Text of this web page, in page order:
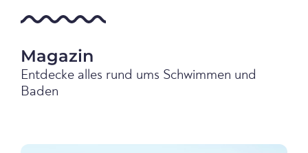
Magazin
Entdecke alles rund ums Schwimmen und
Baden